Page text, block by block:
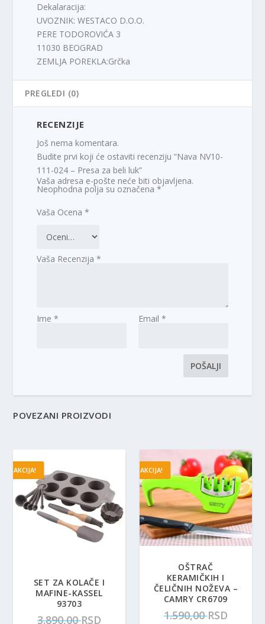
Dekalaracija:
UVOZNIK: WESTACO D.O.O.
PERE TODOROVIĆA 3
11030 BEOGRAD
ZEMLJA POREKLA:Grčka
PREGLEDI (0)
RECENZIJE
Još nema komentara.
Budite prvi koji će ostaviti recenziju “Nava NV10-
111-024 – Presa za beli luk”
Vaša adresa e-pošte neće biti objavljena.
Neophodna polja su označena*
Vaša Ocena*
Vaša Recenzija*
Ime* Email *
POVEZANI PROIZVODI
AKCIJA!
SET ZA KOLAČE I
MAFINE-KASSEL
93703
3.890,00RSD
AKCIJA!
OŠTRAČ
KERAMIČKIH I
ČELIČNIH NOŽEVA –
CAMRY CR6709
1.590,00RSDO